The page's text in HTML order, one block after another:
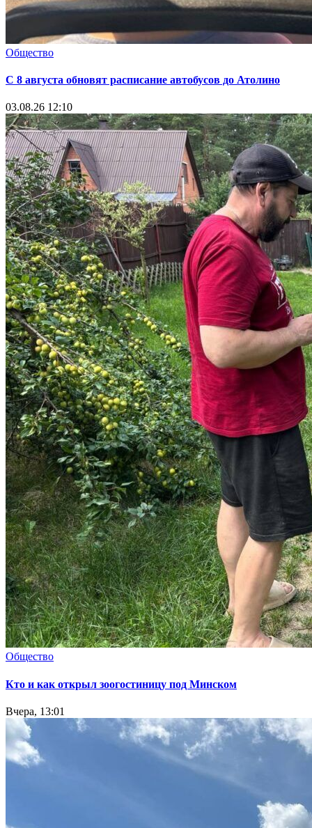
Общество
С 8 августа обновят расписание автобусов до Атолино
03.08.26 12:10
Общество
Кто и как открыл зоогостиницу под Минском
Вчера, 13:01